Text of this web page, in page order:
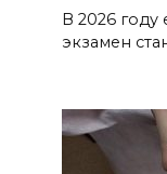
В 2026 году
экзамен